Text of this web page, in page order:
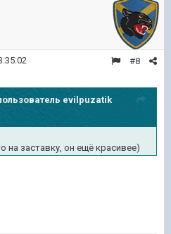
#8
evilpuzatik
на заставку, он ещё красивее)